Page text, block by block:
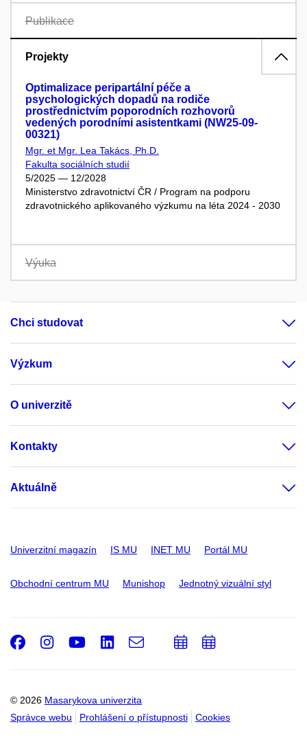
Publikace
Projekty
Optimalizace peripartální péče a
psychologických dopadů na rodiče
prostřednictvím poporodních rozhovorů
vedených porodními asistentkami (NW25-09-
00321)
Mgr. et Mgr. Lea Takács, Ph.D.
Fakulta sociálních studií
5/2025 — 12/2028
Ministerstvo zdravotnictví ČR / Program na podporu
zdravotnického aplikovaného výzkumu na léta 2024 - 2030
Výuka
Chci studovat
Výzkum
O univerzitě
Kontakty
Aktuálně
Univerzitní magazín IS MU INET MU Portál MU
Obchodní centrum MU Munishop Jednotný vizuální styl
© 2026 Masarykova univerzita
Správce webu
Prohlášení o přístupnosti Cookies
Facebook
Instagram
Youtube
LinkedIn
e-
PřidatPřidat